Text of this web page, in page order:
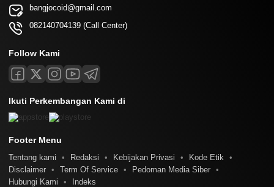
bangjocoid@gmail.com
082140704139 (Call Center)
Follow Kami
Ikuti Perkembangan Kami di
Footer Menu
Tentang kami Redaksi Kebijakan Privasi
Kode Etik
Disclaimer
Term Of Service
Pedoman Media Siber
Hubungi Kami
Indeks